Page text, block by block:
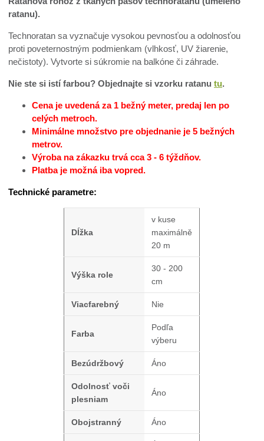
ratanu).
Technoratan sa vyznačuje vysokou pevnosťou a odolnosťou
proti poveternostným podmienkam (vlhkosť, UV žiarenie,
nečistoty). Vytvorte si súkromie na balkóne či záhrade.
Nie ste si istí farbou? Objednajte si vzorku ratanutu.
Cena je uvedená za 1 bežný meter, predaj len po
celých metroch.
Minimálne množstvo pre objednanie je 5 bežných
metrov.
Výroba na zákazku trvá cca 3 - 6 týždňov.
Platba je možná iba vopred.
Technické parametre:
Dĺžka
v kuse
maximálně
20 m
Výška role
30 - 200
cm
Viacfarebný Nie
Farba
Podľa
výberu
Bezúdržbový Áno
Odolnosť voči
plesniam
Áno
Obojstranný Áno